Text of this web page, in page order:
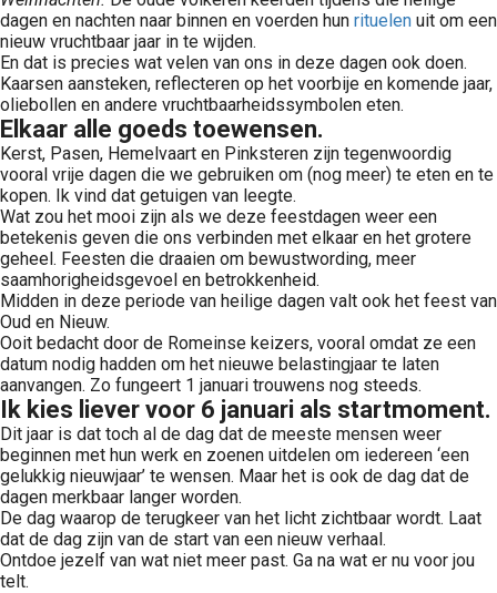
dagen en nachten naar binnen en voerden hun rituelen uit om een
nieuw vruchtbaar jaar in te wijden.
En dat is precies wat velen van ons in deze dagen ook doen.
Kaarsen aansteken, reflecteren op het voorbije en komende jaar,
oliebollen en andere vruchtbaarheidssymbolen eten.
Elkaar alle goeds toewensen.
Kerst, Pasen, Hemelvaart en Pinksteren zijn tegenwoordig
vooral vrije dagen die we gebruiken om (nog meer) te eten en te
kopen. Ik vind dat getuigen van leegte.
Wat zou het mooi zijn als we deze feestdagen weer een
betekenis geven die ons verbinden met elkaar en het grotere
geheel. Feesten die draaien om bewustwording, meer
saamhorigheidsgevoel en betrokkenheid.
Midden in deze periode van heilige dagen valt ook het feest van
Oud en Nieuw.
Ooit bedacht door de Romeinse keizers, vooral omdat ze een
datum nodig hadden om het nieuwe belastingjaar te laten
aanvangen. Zo fungeert 1 januari trouwens nog steeds.
Ik kies liever voor 6 januari als startmoment.
Dit jaar is dat toch al de dag dat de meeste mensen weer
beginnen met hun werk en zoenen uitdelen om iedereen ‘een
gelukkig nieuwjaar’ te wensen. Maar het is ook de dag dat de
dagen merkbaar langer worden.
De dag waarop de terugkeer van het licht zichtbaar wordt. Laat
dat de dag zijn van de start van een nieuw verhaal.
Ontdoe jezelf van wat niet meer past. Ga na wat er nu voor jou
telt.